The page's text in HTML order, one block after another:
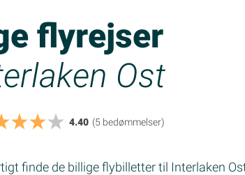
flyrejser
Ost
4.40 (5 bedømmelser)
finde de billige flybilletter til Interlaken